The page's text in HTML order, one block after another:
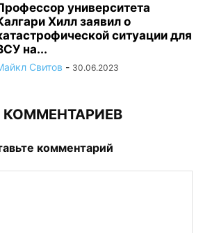
университета
Хилл заявил о
ситуации для
на...
Свитов - 30.06.2023
КОММЕНТАРИЕВ
комментарий